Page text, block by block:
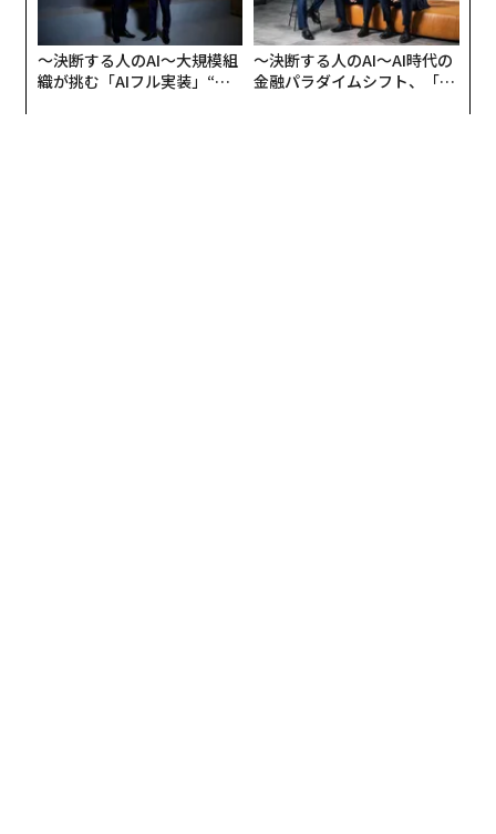
〜決断する人のAI〜大規模組
織が挑む「AIフル実装」“使
〜決断する人のAI〜AI時代の
金融パラダイムシフト、「超